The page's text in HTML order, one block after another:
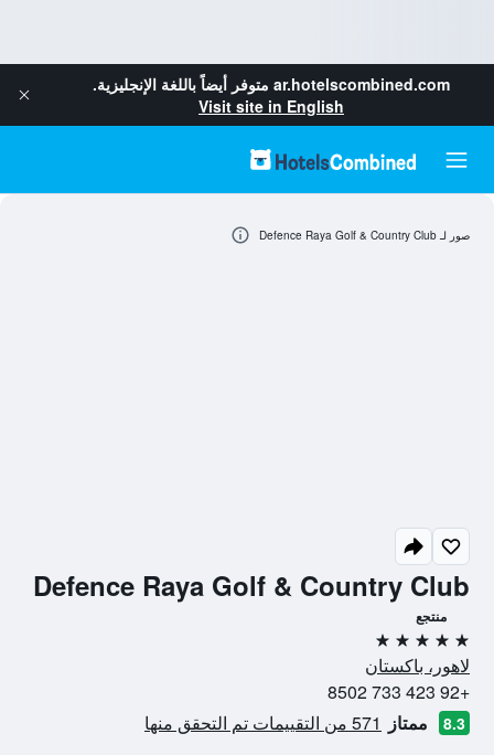
ar.hotelscombined.com متوفر أيضاً باللغة الإنجليزية.
Visit site in English
Defence Raya Golf & Country Club
منتجع
5 نجوم
لاهور، باكستان
+92 423 733 8502
8.3 ممتاز 571 من التقييمات تم التحقق منها
صور لـ Defence Raya Golf & Country Club